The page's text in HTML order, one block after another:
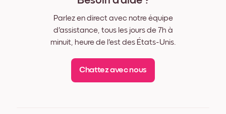
Parlez en direct avec notre équipe
d'assistance, tous les jours de 7h à
minuit, heure de l'est des États-Unis.
Chattez avec nous